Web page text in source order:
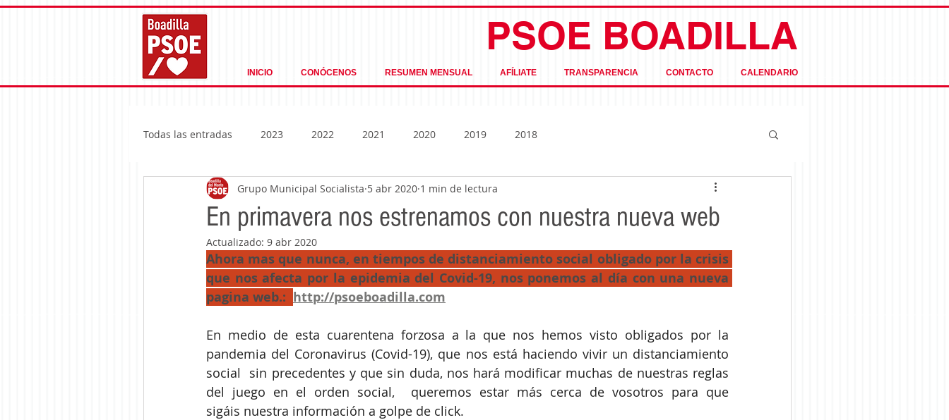
PSOE BOADILLA
INICIO CONÓCENOS RESUMEN MENSUAL AFÍLIATE TRANSPARENCIA CONTACTO CALENDARIO
Todas las entradas 2023 2022 2021 2020 2019 2018
En primavera nos estrenamos con nuestra nueva web
Grupo Municipal Socialista 5 abr 2020 1 min de lectura
Actualizado: 9 abr 2020
Ahora mas que nunca, en tiempos de distanciamiento social obligado por la crisis
que nos afecta por la epidemia del Covid-19, nos ponemos al día con una nueva
pagina web.: http://psoeboadilla.com
En medio de esta cuarentena forzosa a la que nos hemos visto obligados por la
pandemia del Coronavirus (Covid-19), que nos está haciendo vivir un distanciamiento
social  sin precedentes y que sin duda, nos hará modificar muchas de nuestras reglas
del juego en el orden social,  queremos estar más cerca de vosotros para que
sigáis nuestra información a golpe de click.